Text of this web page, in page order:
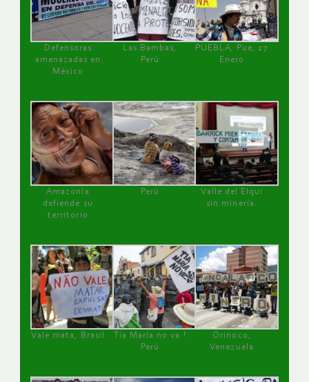
Defensoras
amenazadas en
México
Las Bambas,
Perú
PUEBLA, Pue, 27
Enero
Amazonía
defiende su
territorio
Perú
Valle del Elqui
sin minería.
Vale mata, Brasil
Tía María no va !
Perú
Orinoco,
Venezuela